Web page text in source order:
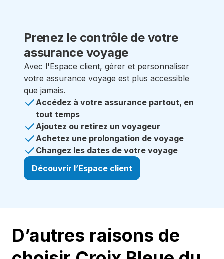
Prenez le contrôlede votre
assurance voyage
Avec l'Espace client, gérer et personnaliser
votre assurance voyage est plus accessible
que jamais.
Accédez à votre assurance partout, en
tout temps
Ajoutez ou retirez un voyageur
Achetez une prolongation de voyage
Changez les dates de votre voyage
Découvrir l’Espace client
D’autres raisons de